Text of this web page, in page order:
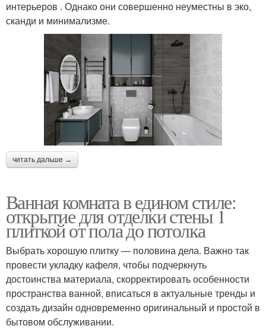
интерьеров . Однако они совершенно неуместны в эко,
сканди и минимализме.
читать дальше →
Ванная комната в едином стиле:
открытие для отделки стены 1
плиткой от пола до потолка
Выбрать хорошую плитку — половина дела. Важно так
провести укладку кафеля, чтобы подчеркнуть
достоинства материала, скорректировать особенности
пространства ванной, вписаться в актуальные тренды и
создать дизайн одновременно оригинальный и простой в
бытовом обслуживании.